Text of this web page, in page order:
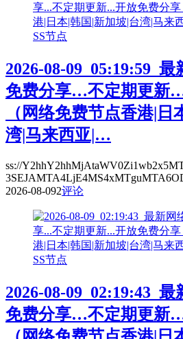
SS节点
2026-08-09_05:19:59_
免费分享…不定期更新
（网络免费节点香港|日
湾|马来西亚|…
ss://
2026-08-092评论
SS节点
2026-08-09_02:19:43_
免费分享…不定期更新